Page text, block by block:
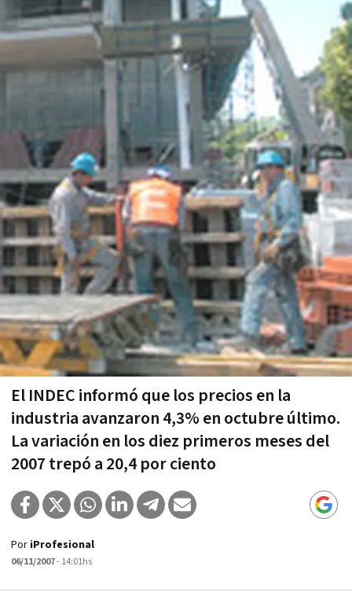
El INDEC informó que los precios en la
industria avanzaron 4,3% en octubre último.
La variación en los diez primeros meses del
2007 trepó a 20,4 por ciento
Por iProfesional
06/11/2007- 14:01hs